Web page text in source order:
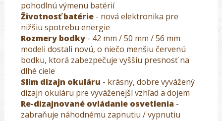
pohodlnú výmenu batérií
Životnosť batérie - nová elektronika pre
nižšiu spotrebu energie
Rozmery bodky - 42 mm / 50 mm / 56 mm
modeli dostali novú, o niečo menšiu červenú
bodku, ktorá zabezpečuje vyššiu presnosť na
dlhé ciele
Slim dizajn okuláru - krásny, dobre vyvážený
dizajn okuláru pre vyváženejší vzhľad a dojem
Re-dizajnované ovládanie osvetlenia -
zabraňuje náhodnému zapnutiu / vypnutiu